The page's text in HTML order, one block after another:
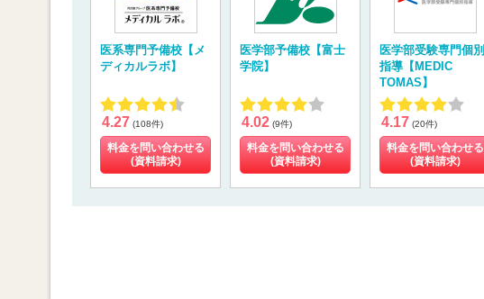
医系専門予備校【メ
ディカルラボ】
4.27 (108件)
料金を問い合わせる
(資料請求)
医学部予備校【富士
学院】
4.02 (9件)
料金を問い合わせる
(資料請求)
医学部受験専門個別
指導【MEDIC
TOMAS】
4.17 (20件)
料金を問い合わせる
(資料請求)